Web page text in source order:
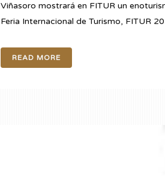
Viñasoro mostrará en FITUR un
Feria Internacional de Turismo, FITUR
READ MORE